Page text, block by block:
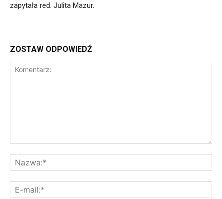
zapytała red. Julita Mazur.
ZOSTAW ODPOWIEDŹ